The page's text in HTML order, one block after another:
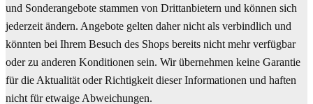
und Sonderangebote stammen von Drittanbietern und können sich
jederzeit ändern. Angebote gelten daher nicht als verbindlich und
könnten bei Ihrem Besuch des Shops bereits nicht mehr verfügbar
oder zu anderen Konditionen sein. Wir übernehmen keine Garantie
für die Aktualität oder Richtigkeit dieser Informationen und haften
nicht für etwaige Abweichungen.